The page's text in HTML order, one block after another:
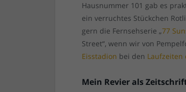
Hausnummer 101 gab es
ein verruchtes Stückchen
gern die Fernsehserie „77
Street“, wenn wir von
Eisstadion bei den
Mein Revier als